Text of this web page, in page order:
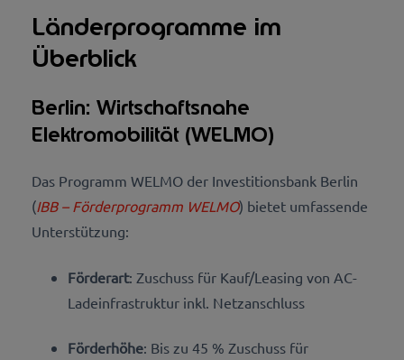
Länderprogramme im
Überblick
Berlin: Wirtschaftsnahe
Elektromobilität (WELMO)
Das Programm WELMO der Investitionsbank Berlin
(IBB – Förderprogramm WELMO) bietet umfassende
Unterstützung:
Förderart: Zuschuss für Kauf/Leasing von AC-
Ladeinfrastruktur inkl. Netzanschluss
Förderhöhe: Bis zu 45 % Zuschuss für